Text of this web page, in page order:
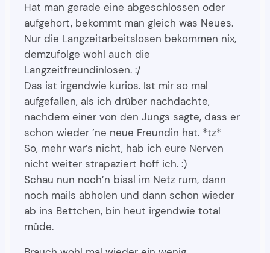
Hat man gerade eine abgeschlossen oder
aufgehört, bekommt man gleich was Neues.
Nur die Langzeitarbeitslosen bekommen nix,
demzufolge wohl auch die
Langzeitfreundinlosen. :/
Das ist irgendwie kurios. Ist mir so mal
aufgefallen, als ich drüber nachdachte,
nachdem einer von den Jungs sagte, dass er
schon wieder ’ne neue Freundin hat. *tz*
So, mehr war’s nicht, hab ich eure Nerven
nicht weiter strapaziert hoff ich. :)
Schau nun noch’n bissl im Netz rum, dann
noch mails abholen und dann schon wieder
ab ins Bettchen, bin heut irgendwie total
müde.